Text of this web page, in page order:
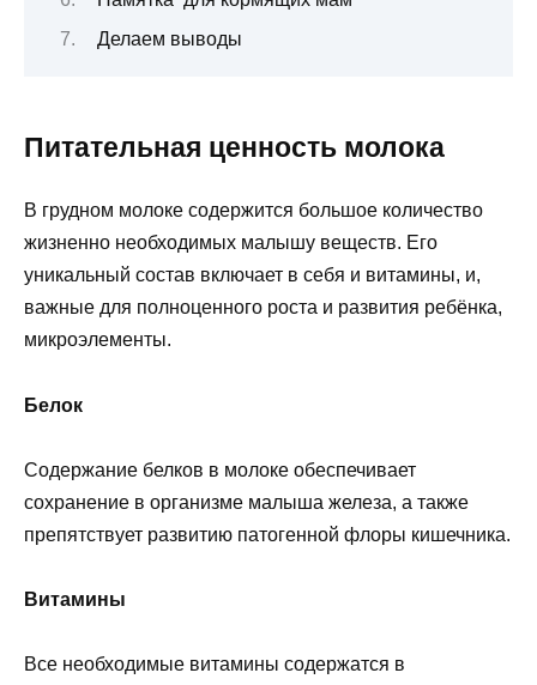
Делаем выводы
Питательная ценность молока
В грудном молоке содержится большое количество
жизненно необходимых малышу веществ. Его
уникальный состав включает в себя и витамины, и,
важные для полноценного роста и развития ребёнка,
микроэлементы.
Белок
Содержание белков в молоке обеспечивает
сохранение в организме малыша железа, а также
препятствует развитию патогенной флоры кишечника.
Витамины
Все необходимые витамины содержатся в